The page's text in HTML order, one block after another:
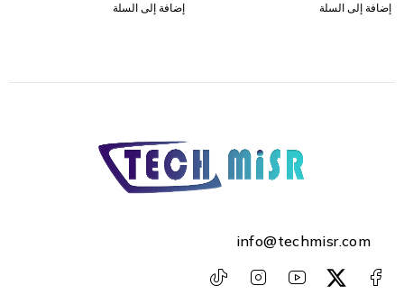
إضافة إلى السلة إضافة إلى السلة
info@techmisr.com